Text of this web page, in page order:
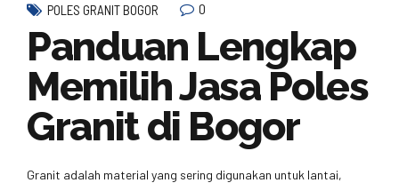
POLES GRANIT BOGOR 0
Panduan Lengkap
Memilih Jasa Poles
Granit di Bogor
Granit adalah material yang sering digunakan untuk lantai,